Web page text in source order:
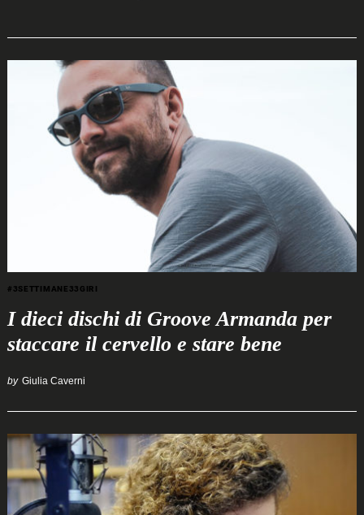
#3SETTIMANE33GIRI
I dieci dischi di Groove Armanda per
staccare il cervello e stare bene
by Giulia Caverni